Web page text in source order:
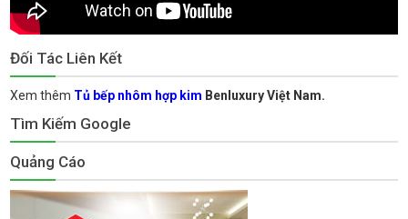
Đối Tác Liên Kết
Xem thêm Tủ bếp nhôm hợp kim Benluxury Việt Nam.
Tìm Kiếm Google
Quảng Cáo